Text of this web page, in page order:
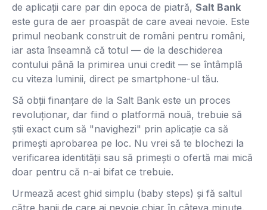
de aplicații care par din epoca de piatră, Salt Bank
este gura de aer proaspăt de care aveai nevoie. Este
primul neobank construit de români pentru români,
iar asta înseamnă că totul — de la deschiderea
contului până la primirea unui credit — se întâmplă
cu viteza luminii, direct pe smartphone-ul tău.
Să obții finanțare de la Salt Bank este un proces
revoluționar, dar fiind o platformă nouă, trebuie să
știi exact cum să "navighezi" prin aplicație ca să
primești aprobarea pe loc. Nu vrei să te blochezi la
verificarea identității sau să primești o ofertă mai mică
doar pentru că n-ai bifat ce trebuie.
Urmează acest ghid simplu (baby steps) și fă saltul